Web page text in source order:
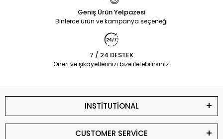
Geniş Ürün Yelpazesi
Binlerce ürün ve kampanya seçeneği
7 / 24 DESTEK
Öneri ve şikayetlerinizi bize iletebilirsiniz.
INSTİTUTİONAL
CUSTOMER SERVİCE